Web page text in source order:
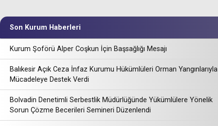
Son Kurum Haberleri
Kurum Şoförü Alper Coşkun İçin Başsağlığı Mesajı
Balıkesir Açık Ceza İnfaz Kurumu Hükümlüleri Orman Yangınlarıyla
Mücadeleye Destek Verdi
Bolvadin Denetimli Serbestlik Müdürlüğünde Yükümlülere Yönelik
Sorun Çözme Becerileri Semineri Düzenlendi